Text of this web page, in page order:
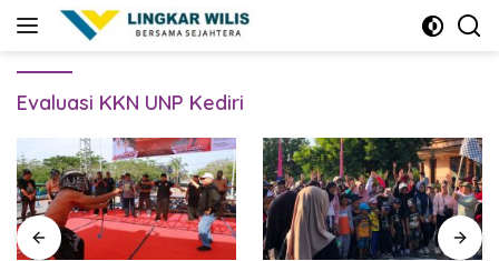
Evaluasi KKN UNP Kediri